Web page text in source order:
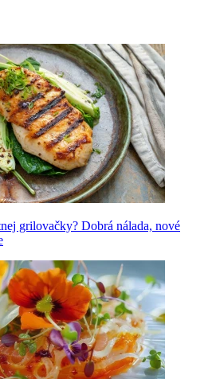
grilovačky? Dobrá nálada, nové